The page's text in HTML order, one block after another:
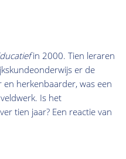
in 2000. Tien leraren
er de
herkenbaarder, was een
Is het
tien jaar? Een reactie van